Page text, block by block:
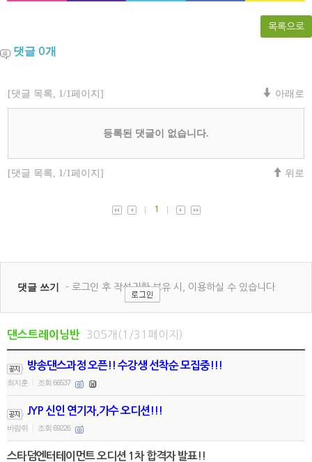
목록으로
댓글 0개
댄스트레이닝반 305개(1/31페이지)
방송댄스과정 오픈!! 수강생 선착순 모집중!!!
최지훈 조회 66537
JYP 신인 연기자,가수 오디션!!!
바람쥐 조회 69226
스타덤엔터테이먼트 오디션 1차 합격자 발표!!